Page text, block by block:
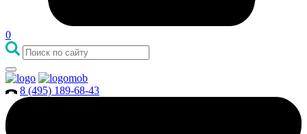
0
8 (495) 189-68-43